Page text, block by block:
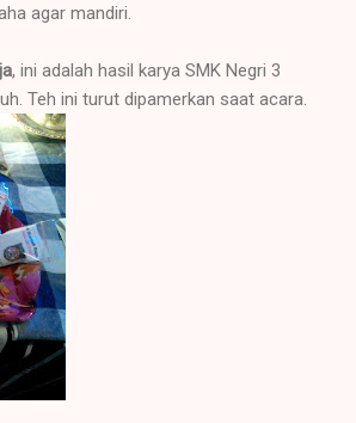
agar mandiri.
, ini adalah hasil karya SMK Negri 3
Teh ini turut dipamerkan saat acara.